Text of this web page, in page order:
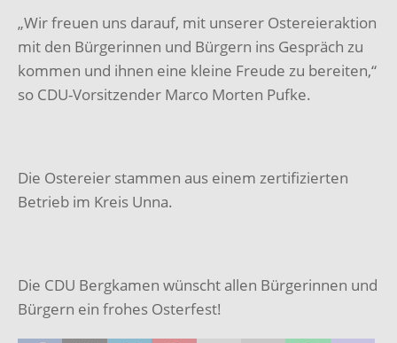
„Wir freuen uns darauf, mit unserer Ostereieraktion
mit den Bürgerinnen und Bürgern ins Gespräch zu
kommen und ihnen eine kleine Freude zu bereiten,“
so CDU-Vorsitzender Marco Morten Pufke.
Die Ostereier stammen aus einem zertifizierten
Betrieb im Kreis Unna.
Die CDU Bergkamen wünscht allen Bürgerinnen und
Bürgern ein frohes Osterfest!